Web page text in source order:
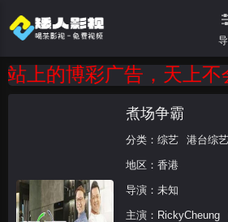
上的博彩广告，天上不
煮场争霸
分类： 综艺 港台综艺
地区： 香港
导演：未知
主演： RickyCheung